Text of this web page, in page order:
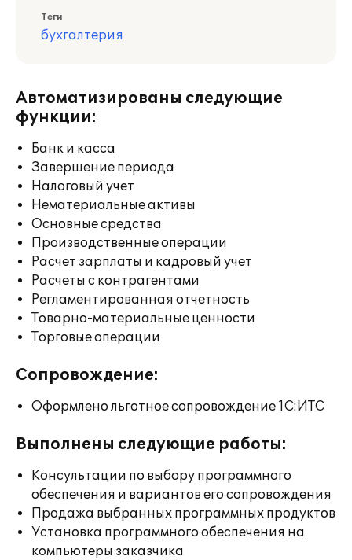
Теги
бухгалтерия
Автоматизированы следующие
функции:
Банк и касса
Завершение периода
Налоговый учет
Нематериальные активы
Основные средства
Производственные операции
Расчет зарплаты и кадровый учет
Расчеты с контрагентами
Регламентированная отчетность
Товарно-материальные ценности
Торговые операции
Сопровождение:
Оформлено льготное сопровождение 1С:ИТС
Выполнены следующие работы:
Консультации по выбору программного
обеспечения и вариантов его сопровождения
Продажа выбранных программных продуктов
Установка программного обеспечения на
компьютеры заказчика